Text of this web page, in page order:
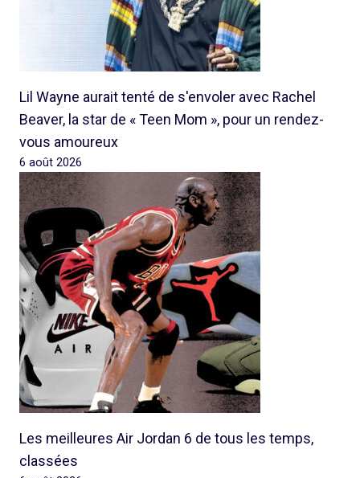
Lil Wayne aurait tenté de s'envoler avec Rachel
Beaver, la star de « Teen Mom », pour un rendez-
vous amoureux
6 août 2026
Les meilleures Air Jordan 6 de tous les temps,
classées